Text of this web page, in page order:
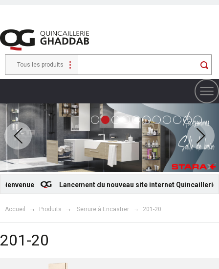
Tous les produits
Lancement du nouveau site internet Quincaillerie
Accueil Produits Serrure à Encastrer 201-20
201-20